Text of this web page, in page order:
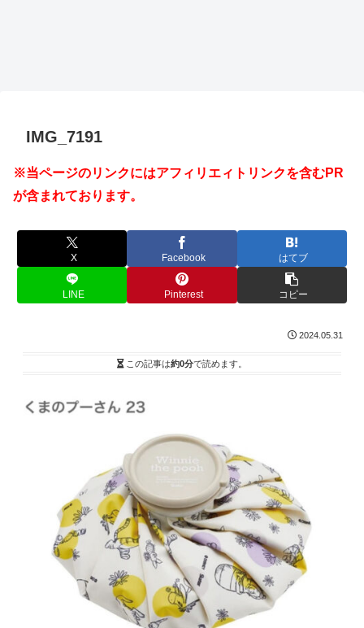
IMG_7191
※当ページのリンクにはアフィリエィトリンクを含むPR
が含まれております。
X Facebook はてブ
LINE Pinterest コピー
2024.05.31
この記事は約0分で読めます。